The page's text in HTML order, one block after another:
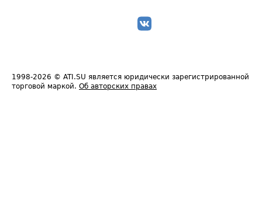
1998-2026 © ATI.SU является юридически зарегистрированной
торговой маркой. Об авторских правах